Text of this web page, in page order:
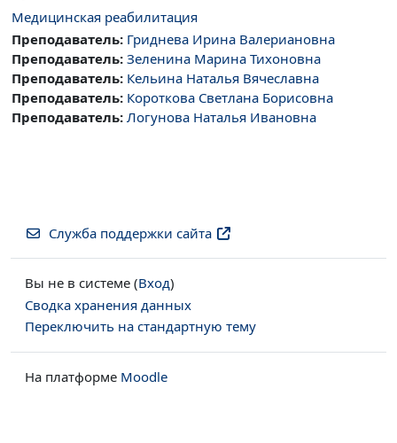
Медицинская реабилитация
Преподаватель: Гриднева Ирина Валериановна
Преподаватель: Зеленина Марина Тихоновна
Преподаватель: Кельина Наталья Вячеславна
Преподаватель: Короткова Светлана Борисовна
Преподаватель: Логунова Наталья Ивановна
Служба поддержки сайта
Вы не в системе (Вход)
Сводка хранения данных
Переключить на стандартную тему
На платформе Moodle